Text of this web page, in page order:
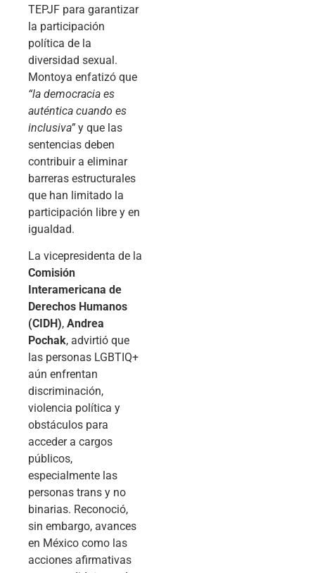
TEPJF para garantizar
la participación
política de la
diversidad sexual.
Montoya enfatizó que
“la democracia es
auténtica cuando es
inclusiva” y que las
sentencias deben
contribuir a eliminar
barreras estructurales
que han limitado la
participación libre y en
igualdad.
La vicepresidenta de la
Comisión
Interamericana de
Derechos Humanos
(CIDH), Andrea
Pochak, advirtió que
las personas LGBTIQ+
aún enfrentan
discriminación,
violencia política y
obstáculos para
acceder a cargos
públicos,
especialmente las
personas trans y no
binarias. Reconoció,
sin embargo, avances
en México como las
acciones afirmativas